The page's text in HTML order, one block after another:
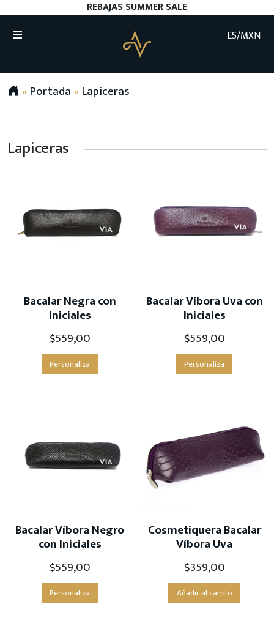
REBAJAS SUMMER SALE
ES/MXN
»Portada»Lapiceras
Lapiceras
Bacalar Negra con
Iniciales
$559,00
Personaliza
Bacalar Víbora Uva con
Iniciales
$559,00
Personaliza
Bacalar Víbora Negro
con Iniciales
$559,00
Personaliza
Cosmetiquera Bacalar
Víbora Uva
$359,00
Añadir al carrito